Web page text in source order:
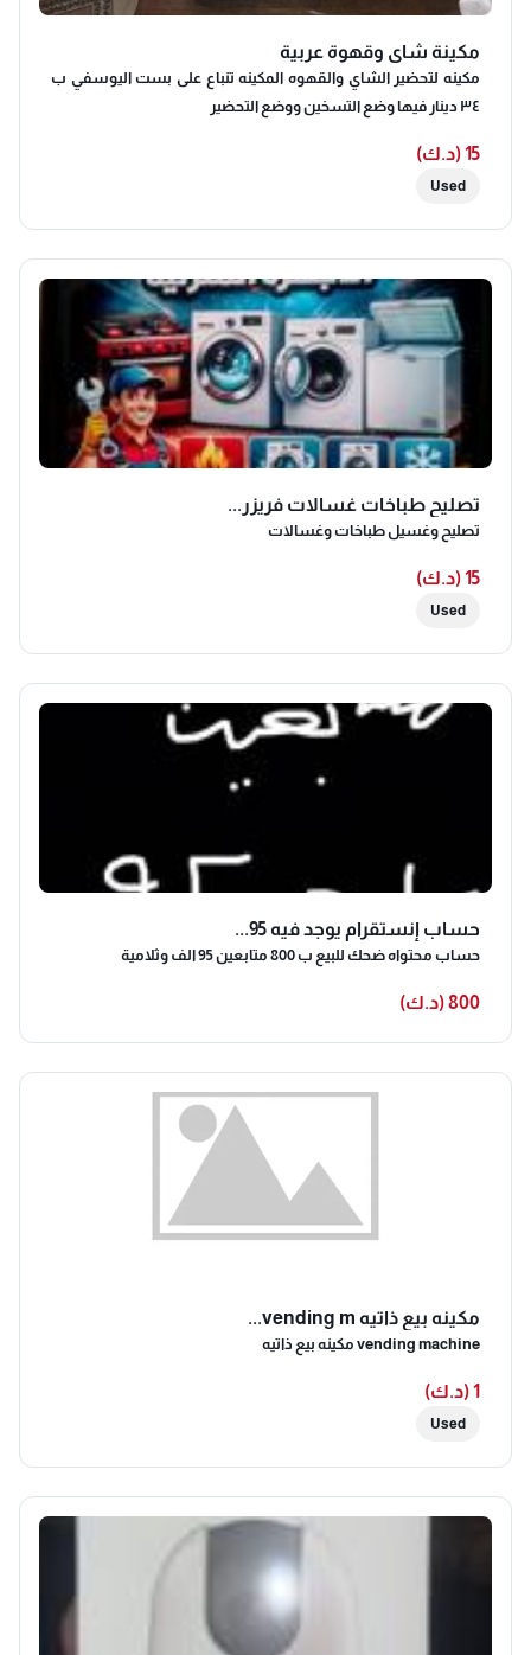
مكينة شاي وقهوة عربية
مكينه لتحضير الشاي والقهوه المكينه تنباع على بست اليوسفي ب
٣٤ دينار فيها وضع التسخين ووضع التحضير
15 (د.ك)
Used
تصليح طباخات غسالات فريزر...
تصليح وغسيل طباخات وغسالات
15 (د.ك)
Used
حساب إنستقرام يوجد فيه 95...
حساب محتواه ضحك للبيع ب 800 متابعين 95 الف وثلامية
800 (د.ك)
مكينه بيع ذاتيه vending m...
vending machine مكينه بيع ذاتيه
1 (د.ك)
Used